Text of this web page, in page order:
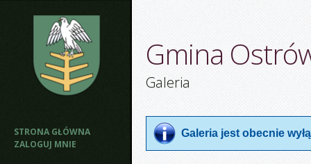
STRONA GŁÓWNA
ZALOGUJ MNIE
Gmina
Galeria
Galeria jest obecnie